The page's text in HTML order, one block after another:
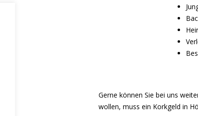
Gerne können Sie bei uns
wollen, muss ein Korkgeld in